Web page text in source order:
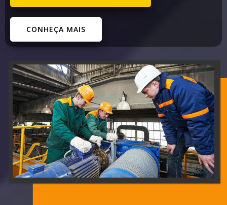
CONHEÇA MAIS